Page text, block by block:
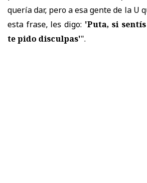
quería dar, pero a esa gente de la U
esta frase, les digo: 'Puta, si
te pido disculpas'".